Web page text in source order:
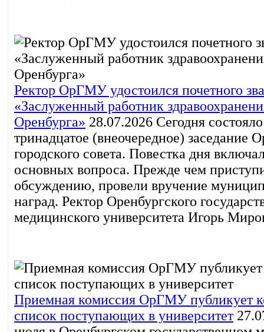
Ректор ОрГМУ удостоился почетного
«Заслуженный работник
Оренбурга» 28.07.2026 Сегодня
тринадцатое (внеочередное) заседание
городского совета. Повестка дня
основных вопроса. Прежде чем
обсуждению, провели вручение
наград. Ректор Оренбургского
медицинского университета Игорь
Приемная комиссия ОрГМУ публикует
список поступающих в университет